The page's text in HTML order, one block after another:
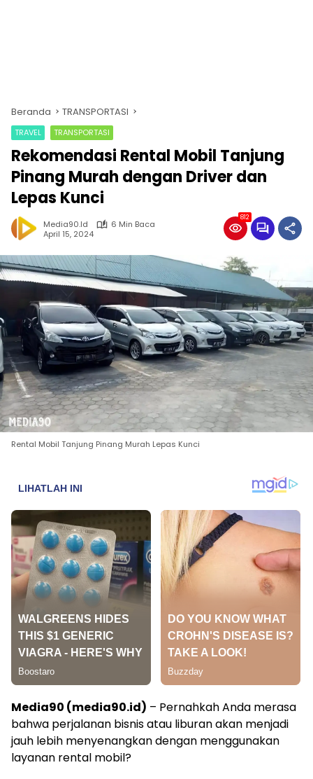
Beranda TRANSPORTASI
TRAVEL TRANSPORTASI
Rekomendasi Rental Mobil Tanjung
Pinang Murah dengan Driver dan
Lepas Kunci
Media90.id
6 Min Baca
April 15, 2024
812
Rental Mobil Tanjung Pinang Murah Lepas Kunci
Media90 (media90.id) – Pernahkah Anda merasa
bahwa perjalanan bisnis atau liburan akan menjadi
jauh lebih menyenangkan dengan menggunakan
layanan rental mobil?